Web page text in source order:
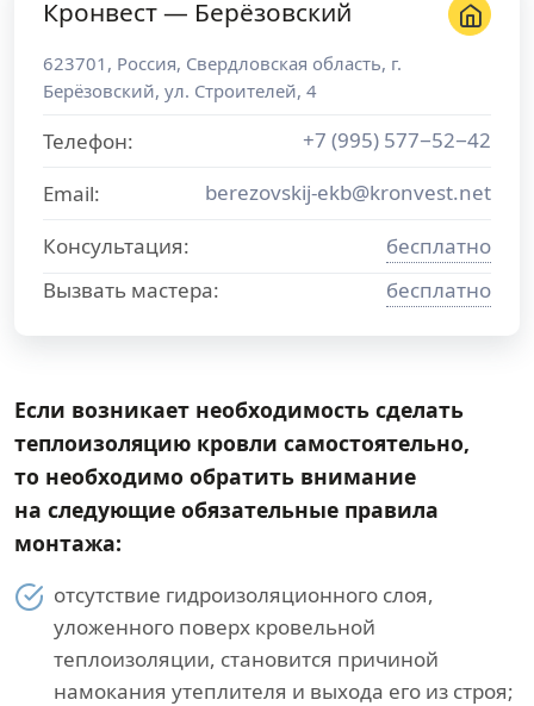
Кронвест — Берёзовский
623701 , Россия, Свердловская область, г.
Берёзовский, ул. Строителей, 4
Телефон:
+7 (995) 577−52−42
Email:
berezovskij-ekb@kronvest.net
Консультация:
бесплатно
Вызвать мастера:
бесплатно
Если возникает необходимость сделать
теплоизоляцию кровли самостоятельно,
то необходимо обратить внимание
на следующие обязательные правила
монтажа:
отсутствие гидроизоляционного слоя,
уложенного поверх кровельной
теплоизоляции, становится причиной
намокания утеплителя и выхода его из строя;